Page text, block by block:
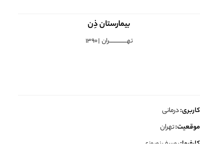
بیمارستان ذِن
تهــــــــــــــــــران | 1390
کاربری:درمانی
موقعیت:تهران
کارفرما:یوسف نوروزی